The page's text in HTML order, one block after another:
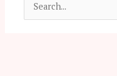
Search